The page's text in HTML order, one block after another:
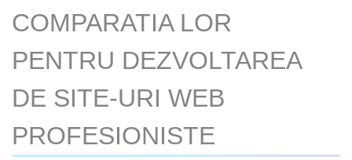
COMPARATIA LOR
PENTRU DEZVOLTAREA
DE SITE-URI WEB
PROFESIONISTE